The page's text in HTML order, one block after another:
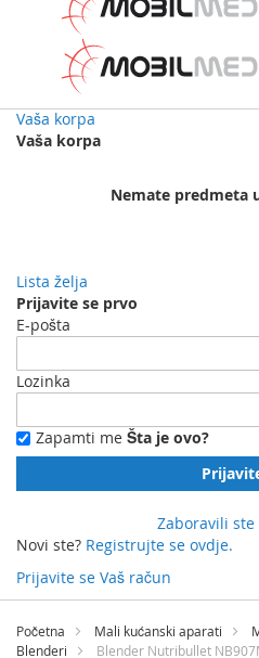
Vaša korpa
Vaša korpa
Nemate predmeta
Lista želja
Prijavite se prvo
E-pošta
Lozinka
Zapamti me Šta je ovo?
Zaboravili ste
Novi ste? Registrujte se ovdje.
Prijavite se Vaš račun
Preskočite
sadržaj
Početna Mali kućanski aparati
Blenderi
Blender Nutribullet